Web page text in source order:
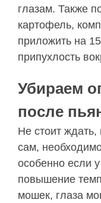
глазам. Также
картофель,
приложить на
припухлость
Убираем
после
Не стоит ждать,
сам,
особенно если
повышение
мошек, глаза